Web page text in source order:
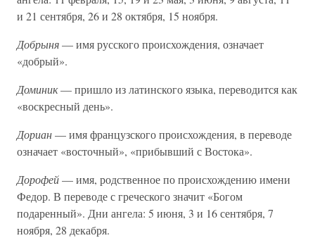
и 21 сентября, 26 и 28 октября, 15 ноября.
Добрыня— имя русского происхождения, означает
«добрый».
Доминик— пришло из латинского языка, переводится как
«воскресный день».
Дориан— имя французского происхождения, в переводе
означает «восточный», «прибывший с Востока».
Дорофей— имя, родственное по происхождению имени
Федор. В переводе с греческого значит «Богом
подаренный». Дни ангела: 5 июня, 3 и 16 сентября, 7
ноября, 28 декабря.